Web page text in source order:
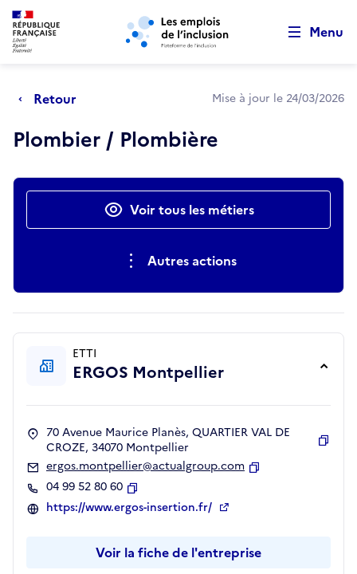
Aller au menu principal Aller au contenu principal
Menu
Retour Mise à jour le 24/03/2026
Plombier / Plombière
Actions rapidesVoir tous les métiers
Autres actions
ETTI
ERGOS Montpellier
70 Avenue Maurice Planès, QUARTIER VAL DE
CROZE, 34070 Montpellier
ergos.montpellier@actualgroup.com
04 99 52 80 60
Copier
https://www.ergos-insertion.fr/
Voir la fiche de l'entreprise
Retour au début de la page
Panneau de gestion des cookies